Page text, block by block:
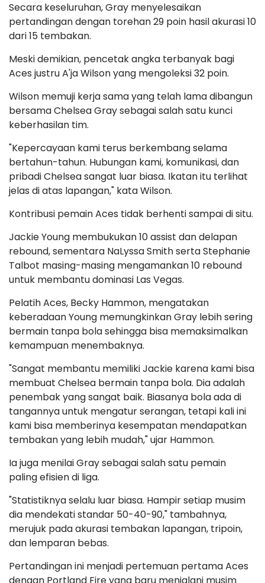
Secara keseluruhan, Gray menyelesaikan
pertandingan dengan torehan 29 poin hasil akurasi 10
dari 15 tembakan.
Meski demikian, pencetak angka terbanyak bagi
Aces justru A'ja Wilson yang mengoleksi 32 poin.
Wilson memuji kerja sama yang telah lama dibangun
bersama Chelsea Gray sebagai salah satu kunci
keberhasilan tim.
"Kepercayaan kami terus berkembang selama
bertahun-tahun. Hubungan kami, komunikasi, dan
pribadi Chelsea sangat luar biasa. Ikatan itu terlihat
jelas di atas lapangan," kata Wilson.
Kontribusi pemain Aces tidak berhenti sampai di situ.
Jackie Young membukukan 10 assist dan delapan
rebound, sementara NaLyssa Smith serta Stephanie
Talbot masing-masing mengamankan 10 rebound
untuk membantu dominasi Las Vegas.
Pelatih Aces, Becky Hammon, mengatakan
keberadaan Young memungkinkan Gray lebih sering
bermain tanpa bola sehingga bisa memaksimalkan
kemampuan menembaknya.
"Sangat membantu memiliki Jackie karena kami bisa
membuat Chelsea bermain tanpa bola. Dia adalah
penembak yang sangat baik. Biasanya bola ada di
tangannya untuk mengatur serangan, tetapi kali ini
kami bisa memberinya kesempatan mendapatkan
tembakan yang lebih mudah," ujar Hammon.
Ia juga menilai Gray sebagai salah satu pemain
paling efisien di liga.
"Statistiknya selalu luar biasa. Hampir setiap musim
dia mendekati standar 50-40-90," tambahnya,
merujuk pada akurasi tembakan lapangan, tripoin,
dan lemparan bebas.
Pertandingan ini menjadi pertemuan pertama Aces